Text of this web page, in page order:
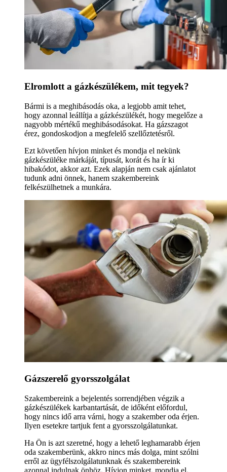
Elromlott a gázkészülékem, mit tegyek?
Bármi is a meghibásodás oka, a legjobb amit tehet,
hogy azonnal leállítja a gázkészülékét, hogy megelőze a
nagyobb mértékű meghibásodásokat. Ha gázszagot
érez, gondoskodjon a megfelelő szellőztetésről.
Ezt követően hívjon minket és mondja el nekünk
gázkészüléke márkáját, típusát, korát és ha ír ki
hibakódot, akkor azt. Ezek alapján nem csak ajánlatot
tudunk adni önnek, hanem szakembereink
felkészülhetnek a munkára.
Gázszerelő gyorsszolgálat
Szakembereink a bejelentés sorrendjében végzik a
gázkészülékek karbantartását, de időként előfordul,
hogy nincs idő arra várni, hogy a szakember oda érjen.
Ilyen esetekre tartjuk fent a gyorsszolgálatunkat.
Ha Ön is azt szeretné, hogy a lehető leghamarabb érjen
oda szakemberünk, akkro nincs más dolga, mint szólni
erről az ügyfélszolgálatunknak és szakembereink